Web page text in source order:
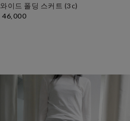
와이드 폴딩 스커트 (3c)
46,000